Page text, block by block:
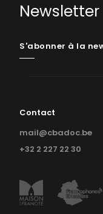
Newsletter
S'abonner à la
Contact
mail@cbadoc.be
+32 2 227 22 30